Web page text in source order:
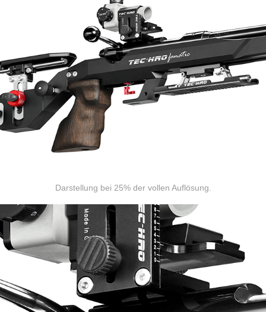
Darstellung bei 25% der vollen Auflösung.